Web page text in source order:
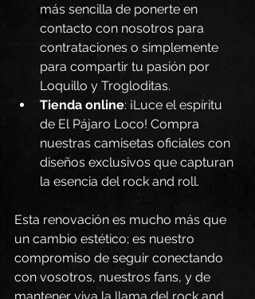
más sencilla de ponerte en
contacto con nosotros para
contrataciones o simplemente
para compartir tu pasión por
Loquillo y Trogloditas.
Tienda online: ¡Luce el espíritu
de El Pájaro Loco! Compra
nuestras camisetas oficiales con
diseños exclusivos que capturan
la esencia del rock and roll.
Esta renovación es mucho más que
un cambio estético; es nuestro
compromiso de seguir conectando
con vosotros, nuestros fans, y de